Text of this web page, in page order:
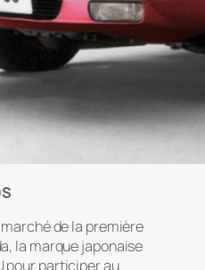
de la première
la marque japonaise
pour participer au